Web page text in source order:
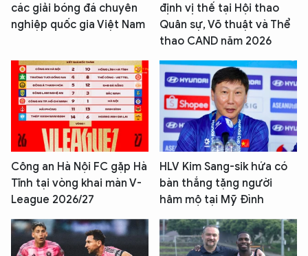
các giải bóng đá chuyên
nghiệp quốc gia Việt Nam
định vị thế tại Hội thao
Quân sự, Võ thuật và Thể
thao CAND năm 2026
Công an Hà Nội FC gặp Hà
Tĩnh tại vòng khai màn V-
League 2026/27
HLV Kim Sang-sik hứa có
bàn thắng tặng người
hâm mộ tại Mỹ Đình